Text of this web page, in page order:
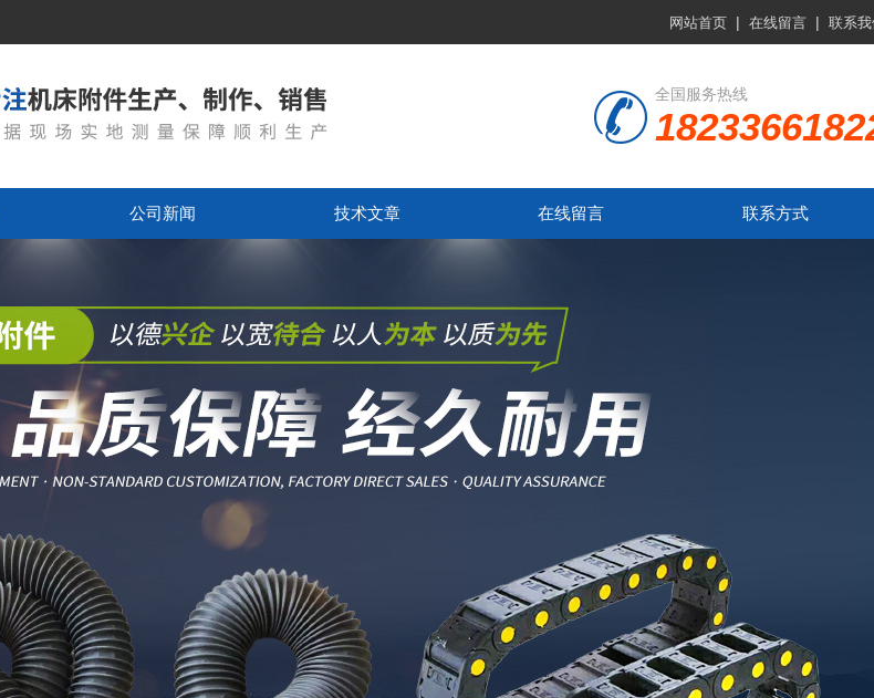
网站首页 | 在线留言 | 联系
全国服务热线
公司新闻 技术文章 在线留言 联系方式